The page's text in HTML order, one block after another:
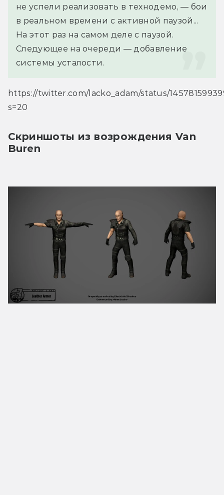
не успели реализовать в технодемо, — бои
в реальном времени с активной паузой...
На этот раз на самом деле с паузой.
Следующее на очереди — добавление
системы усталости.
https://twitter.com/lacko_adam/status/
s=20
Скриншоты из возрождения Van
Buren